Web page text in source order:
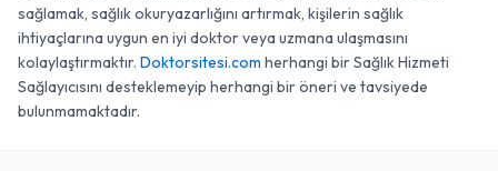
sağlamak, sağlık okuryazarlığını artırmak, kişilerin sağlık
ihtiyaçlarına uygun en iyi doktor veya uzmana ulaşmasını
kolaylaştırmaktır. Doktorsitesi.com herhangi bir Sağlık Hizmeti
Sağlayıcısını desteklemeyip herhangi bir öneri ve tavsiyede
bulunmamaktadır.